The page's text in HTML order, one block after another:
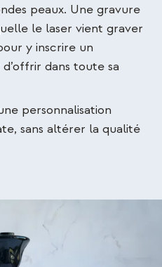
peaux. Une gravure
le laser vient graver
y inscrire un
dans toute sa
personnalisation
sans altérer la qualité